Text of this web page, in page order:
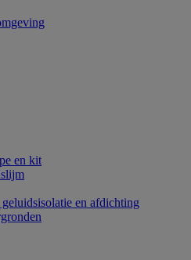
en kit
en afdichting